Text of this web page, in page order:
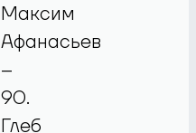
Максим
Афанасьев
–
90.
Глеб